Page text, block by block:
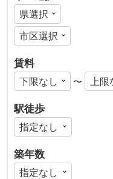
賃料
〜
駅徒歩
築年数